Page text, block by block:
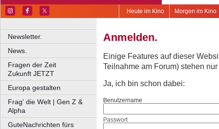
Morgen im Kino
Heute im Kino
Newsletter.
News.
Fragen der Zeit
Zukunft JETZT
Europa gestalten
Frag' die Welt | Gen Z &
Alpha
GuteNachrichten fürs
Anmelden.
Einige Features auf dieser
Teilnahme am Forum) stehen
Ja, ich bin schon dabei:
Benutzername
Passwort